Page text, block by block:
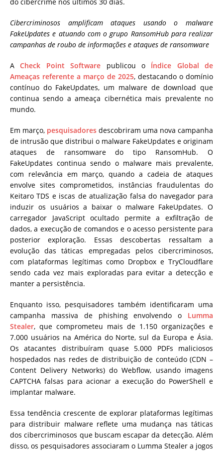
Cibercriminosos amplificam ataques usando o malware
FakeUpdates e atuando com o grupo RansomHub para realizar
campanhas de roubo de informações e ataques de ransomware
ACheck Point Software publicou o Índice Global de
Ameaças referente a março de 2025, destacando o domínio
contínuo do FakeUpdates, um malware de download que
continua sendo a ameaça cibernética mais prevalente no
mundo.
Em março, pesquisadores descobriram uma nova campanha
de intrusão que distribui o malware FakeUpdates e originam
ataques de ransomware do tipo RansomHub. O
FakeUpdates continua sendo o malware mais prevalente,
com relevância em março, quando a cadeia de ataques
envolve sites comprometidos, instâncias fraudulentas do
Keitaro TDS e iscas de atualização falsa do navegador para
induzir os usuários a baixar o malware FakeUpdates. O
carregador JavaScript ocultado permite a exfiltração de
dados, a execução de comandos e o acesso persistente para
posterior exploração. Essas descobertas ressaltam a
evolução das táticas empregadas pelos cibercriminosos,
com plataformas legítimas como Dropbox e TryCloudflare
sendo cada vez mais exploradas para evitar a detecção e
manter a persistência.
Enquanto isso, pesquisadores também identificaram uma
campanha massiva de phishing envolvendo o Lumma
Stealer, que comprometeu mais de 1.150 organizações e
7.000 usuários na América do Norte, sul da Europa e Ásia.
Os atacantes distribuíram quase 5.000 PDFs maliciosos
hospedados nas redes de distribuição de conteúdo (CDN –
Content Delivery Networks) do Webflow, usando imagens
CAPTCHA falsas para acionar a execução do PowerShell e
implantar malware.
Essa tendência crescente de explorar plataformas legítimas
para distribuir malware reflete uma mudança nas táticas
dos cibercriminosos que buscam escapar da detecção. Além
disso, os pesquisadores associaram o Lumma Stealer a jogos